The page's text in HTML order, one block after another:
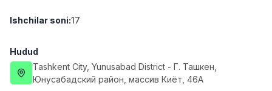
Full time job
Ish joyidan
Yetkazib berish
3,500,000 - 8,000,000 sum/
ASIAN
Full time job
Ish joyidan
Ishchilar soni:17
Hudud
Tashkent City, Yunusabad District - Г. Ташкен,
Юнусабадский район, массив Киёт, 46А